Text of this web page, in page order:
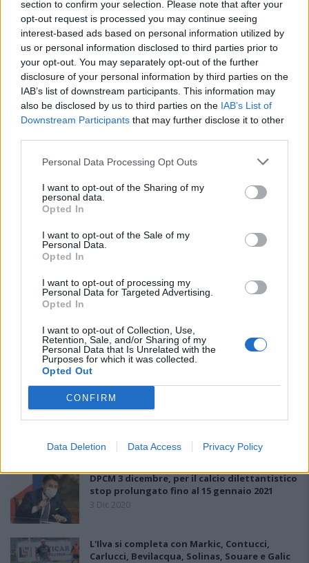
section to confirm your selection. Please note that after your
opt-out request is processed you may continue seeing
interest-based ads based on personal information utilized by
us or personal information disclosed to third parties prior to
your opt-out. You may separately opt-out of the further
disclosure of your personal information by third parties on the
IAB’s list of downstream participants. This information may
also be disclosed by us to third parties on the IAB’s List of
Downstream Participants that may further disclose it to other
Personal Data Processing Opt Outs
I want to opt-out of the Sharing of my
personal data.
Opted In
I want to opt-out of the Sale of my
Personal Data.
Opted In
I want to opt-out of processing my
Personal Data for Targeted Advertising.
Opted In
I want to opt-out of Collection, Use,
Retention, Sale, and/or Sharing of my
Personal Data that Is Unrelated with the
Purposes for which it was collected.
Opted Out
CONFIRM
Data Deletion Data Access Privacy Policy
PIÙ LETTI OGGI
Amichevole Ossese: 3-1 al Cagliari Primavera,
doppietta di Tapparello
Il Latte Dolce prende Dumani dalla Torres,
Mascia, Sorgente, Lopes, Limberti e Cherchi
gli altri acquisti
8 Ago 2026
Il Monastir riparte dai pilastri Masia, Pinna e
7 Ago 2026
DPCM 3 dicembre, per il calcio dilettantistico
stop prolungato fino al 15 gennaio 2021
3 Dic 2020
L'Ilva si completa con Markic, Contucci,
Carlucci, Bevilacqua, Solinas, Souare e Galic